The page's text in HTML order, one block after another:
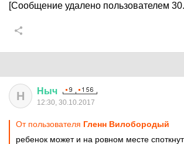
[Сообщение удалено пользователем
Н Ныч
12:30, 30.10.2017
От пользователя Гленн Вилобородый
ребенок может и на ровном месте